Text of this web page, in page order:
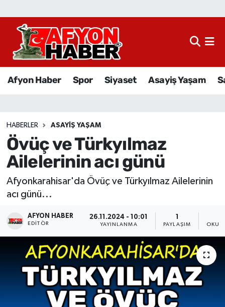
Afyon Haber Spor Siyaset Asayiş Yaşam
HABERLER ASAYIŞ YAŞAM
Övüç ve Türkyılmaz
Ailelerinin acı günü
Afyonkarahisar'da Övüç ve Türkyılmaz Ailelerinin
acı günü...
AFYON HABER
EDITÖR
26.11.2024 - 10:01
YAYINLANMA PAYLAŞIM
Afyon Haber
Sağlık
Eğitim
Sivil Toplum
Ekonomi
Magazin
Etkinlikler